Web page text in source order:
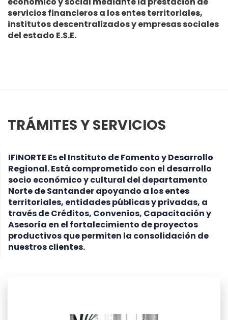
servicios financieros a los entes territoriales,
institutos descentralizados y empresas sociales
del estado E.S.E.
TRÁMITES Y SERVICIOS
IFINORTE Es el Instituto de Fomento y Desarrollo
Regional. Está comprometido con el desarrollo
socio económico y cultural del departamento
Norte de Santander apoyando a los entes
territoriales, entidades públicas y privadas, a
través de Créditos, Convenios, Capacitación y
Asesoría en el fortalecimiento de proyectos
productivos que permiten la consolidación de
nuestros clientes.